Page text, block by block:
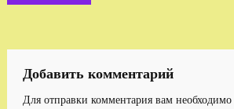
записям
Добавить комментарий
Для отправки комментария вам необходимо